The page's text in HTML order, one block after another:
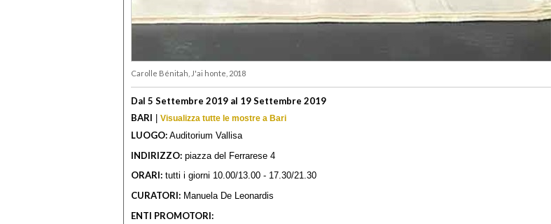
Carolle Bénitah, J'ai honte, 2018
Dal 5 Settembre 2019 al 19 Settembre 2019
BARI | Visualizza tutte le mostre a Bari
LUOGO: Auditorium Vallisa
INDIRIZZO: piazza del Ferrarese 4
ORARI: tutti i giorni 10.00/13.00 - 17.30/21.30
CURATORI: Manuela De Leonardis
ENTI PROMOTORI: